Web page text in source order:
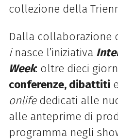
collezione della
Dalla collaborazione
inasce l’iniziativa
Week: oltre dieci
conferenze, dibattiti
onlifededicati alle
alle anteprime di
programma negli